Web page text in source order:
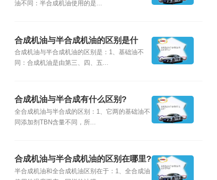
油不同：半合成机油使用的是...
合成机油与半合成机油的区别是什
么？
合成机油与半合成机油的区别是：1、基础油不
同：合成机油是由第三、四、五...
合成机油与半合成有什么区别?
全合成机油与半合成的区别：1、它两的基础油不
同添加剂TBN含量不同，所...
合成机油与半合成机油的区别在哪里?
半合成机油和全合成机油区别在于：1、全合成油